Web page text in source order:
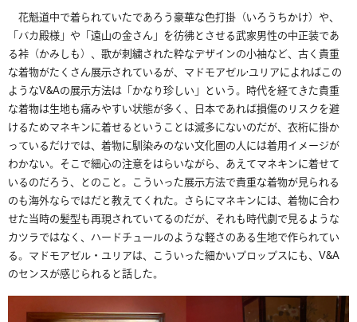
花魁道中で着られていたであろう豪華な色打掛（いろうちかけ）や、
「バカ殿様」や「遠山の金さん」を彷彿とさせる武家男性の中正装であ
る裃（かみしも）、歌が刺繍された粋なデザインの小袖など、古く貴重
な着物がたくさん展示されているが、マドモアゼル·ユリアによればこの
ようなV&Aの展示方法は「かなり珍しい」という。時代を経てきた貴重
な着物は生地も痛みやすい状態が多く、日本であれば損傷のリスクを避
けるためマネキンに着せるということは滅多にないのだが、衣桁に掛か
っているだけでは、着物に馴染みのない文化圏の人には着用イメージが
わかない。 そこで細心の注意をはらいながら、 あえてマネキンに着せて
いるのだろう、とのこと。 こういった展示方法で貴重な着物が見られる
のも海外ならではだと教えてくれた。さらにマネキンには、 着物に合わ
せた当時の髪型も再現されていてるのだが、 それも時代劇で見るような
カツラではなく、 ハードチュールのような軽さのある生地で作られてい
る。 マドモアゼル・ユリアは、こういった細かいプロップスにも、V&A
のセンスが感じられると話した。